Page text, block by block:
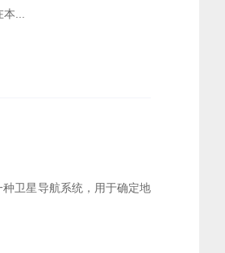
...
卫星导航系统，用于确定地